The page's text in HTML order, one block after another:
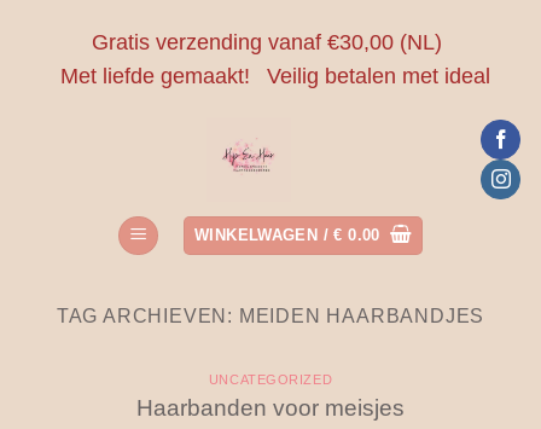
Gratis verzending vanaf €30,00 (NL)
Met liefde gemaakt!
Veilig betalen met ideal
WINKELWAGEN /€ 0.00
TAG ARCHIEVEN: MEIDEN HAARBANDJES
UNCATEGORIZED
Haarbanden voor meisjes